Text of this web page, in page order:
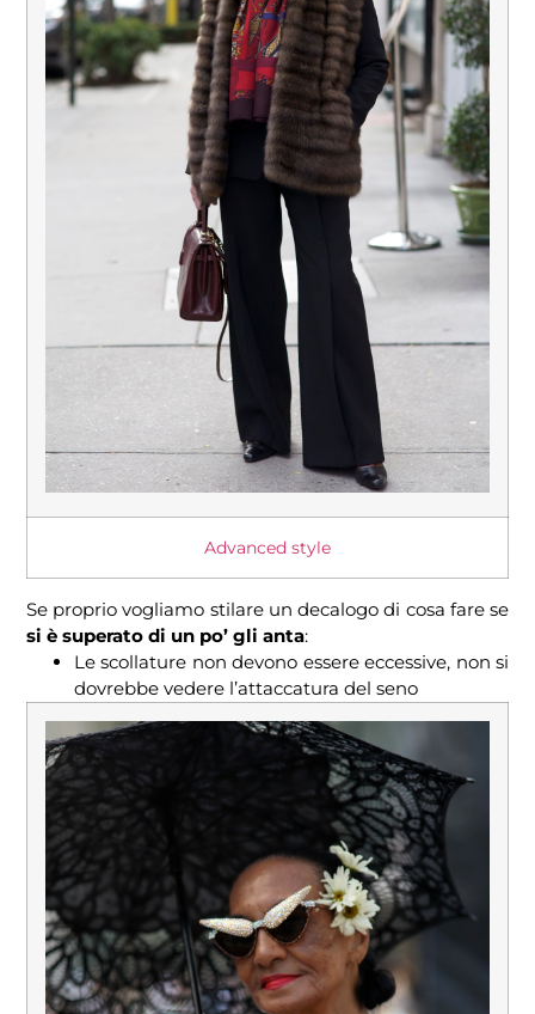
Advanced style
Se proprio vogliamo stilare un decalogo di cosa fare se
si è superato di un po’ gli anta:
Le scollature non devono essere eccessive, non si
dovrebbe vedere l’attaccatura del seno